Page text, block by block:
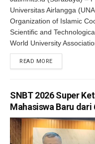
Universitas Airlangga
Organization of Islamic
Scientific and
World University
READ MOREDETAILS
SNBT 2026 Super
Mahasiswa Baru